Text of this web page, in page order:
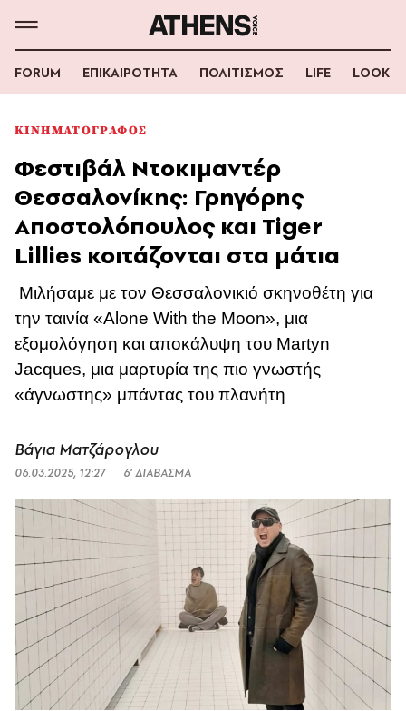
FORUM ΕΠΙΚΑΙΡΟΤΗΤΑ ΠΟΛΙΤΙΣΜΟΣ LIFE LOOK
ΚΙΝΗΜΑΤΟΓΡΑΦΟΣ
Φεστιβάλ Ντοκιμαντέρ
Θεσσαλονίκης: Γρηγόρης
Αποστολόπουλος και Tiger
Lillies κοιτάζονται στα μάτια
Μιλήσαμε με τον Θεσσαλονικιό σκηνοθέτη για
την ταινία «Alone With the Moon», μια
εξομολόγηση και αποκάλυψη του Martyn
Jacques, μια μαρτυρία της πιο γνωστής
«άγνωστης» μπάντας του πλανήτη
Βάγια Ματζάρογλου
06.03.2025, 12:27 6’ ΔΙΑΒΑΣΜΑ